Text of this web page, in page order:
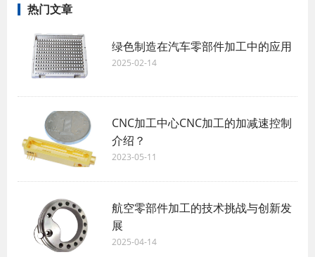
热门文章
绿色制造在汽车零部件加工中的应用
2025-02-14
CNC加工中心CNC加工的加减速控制
介绍？
2023-05-11
航空零部件加工的技术挑战与创新发
展
2025-04-14